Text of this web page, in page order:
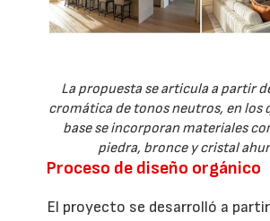
La propuesta se articula a partir
cromática de tonos neutros, en los
base se incorporan materiales
piedra, bronce y cristal
Proceso de diseño orgánico
El proyecto se desarrolló a